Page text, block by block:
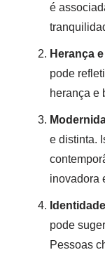
é
Herança
pode
herança e
e distinta.
inovadora
pode
Pessoas